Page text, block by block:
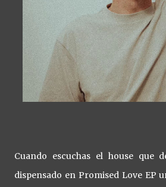
Cuando escuchas el house que
dispensado en Promised Love EP